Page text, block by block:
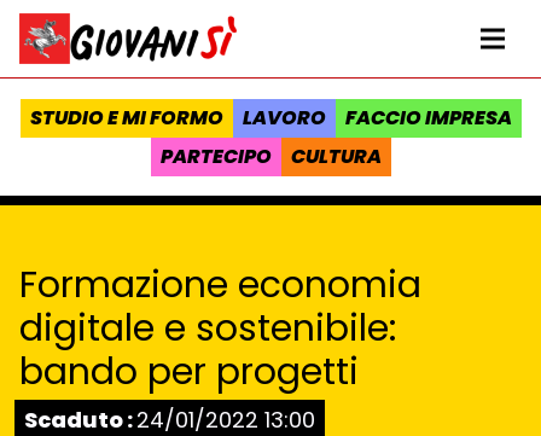
Vai al contenuto
Homepage Giovanisì - Progetto della Regione Toscana
STUDIO E MI FORMO LAVORO
FACCIO IMPRESA
PARTECIPO
CULTURA
Formazione economia
digitale e sostenibile:
bando per progetti
Stato:
Scaduto :24/01/2022 13:00